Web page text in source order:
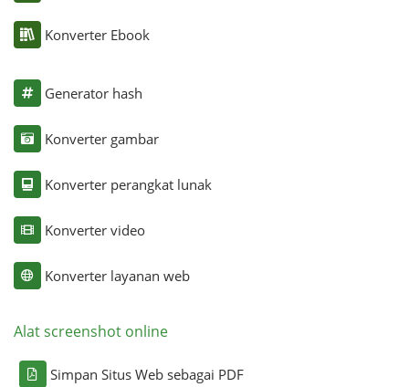
Konverter Ebook
Generator hash
Konverter gambar
Konverter perangkat lunak
Konverter video
Konverter layanan web
Alat screenshot online
Simpan Situs Web sebagai PDF